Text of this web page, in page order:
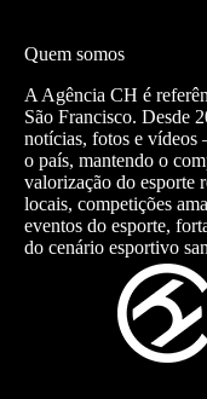
Quem somos
A Agência CH é
São Francisco. Desde
notícias, fotos e
o país, mantendo o
valorização do esporte
locais, competições
eventos do esporte,
do cenário esportivo